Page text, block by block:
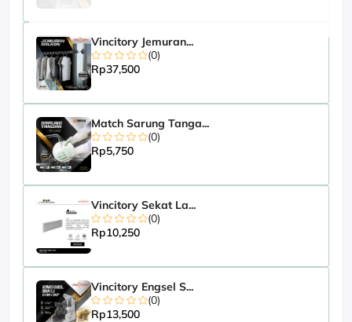
Vincitory Jemuran...
(0)
Rp37,500
Match Sarung Tanga...
(0)
Rp5,750
Vincitory Sekat La...
(0)
Rp10,250
Vincitory Engsel S...
(0)
Rp13,500